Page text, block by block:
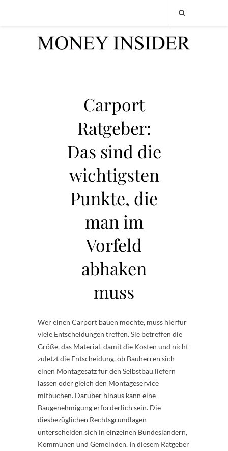
Carport
Ratgeber:
Das sind die
wichtigsten
Punkte, die
man im
Vorfeld
abhaken
muss
Wer einen Carport bauen möchte, muss hierfür
viele Entscheidungen treffen. Sie betreffen die
Größe, das Material, damit die Kosten und nicht
zuletzt die Entscheidung, ob Bauherren sich
einen Montagesatz für den Selbstbau liefern
lassen oder gleich den Montageservice
mitbuchen. Darüber hinaus kann eine
Baugenehmigung erforderlich sein. Die
diesbezüglichen Rechtsgrundlagen
unterscheiden sich in einzelnen Bundesländern,
Kommunen und Gemeinden. In diesem Ratgeber